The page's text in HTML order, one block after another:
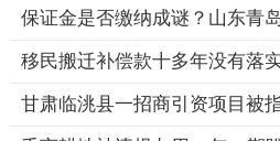
保证金是否缴纳成谜？山东青
移民搬迁补偿款十多年没有落
甘肃临洮县一招商引资项目被